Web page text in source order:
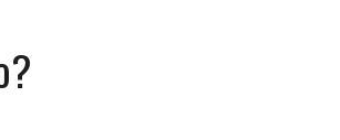
È UNA MENZOGNA